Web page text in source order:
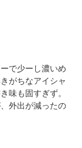
で少ーし濃いめ
がちなアイシャ
味も固すぎず。
外出が減ったの